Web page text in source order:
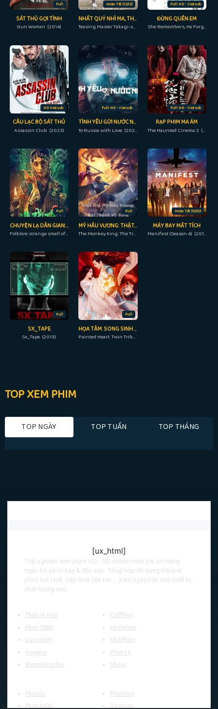
Full
SÁT THỦ GỢI TÌNH
Gun Woman (2014)
Hoàn Tất (12/12)
NHẤT QUỶ NHÌ MA, THỨ BA TAKAGI MÙA 3
Teasing Master Takagi-san Season 3, Trò Đùa Đáng Yêu 3 (2022)
Full HD - Vietsub
ĐỪNG QUÊN EM
She Remembers, He Forgets (2014)
HD Vietsub
CÂU LẠC BỘ SÁT THỦ
Assassin Club (2023)
Full HD - Vietsub
TÌNH YÊU GỬI NƯỚC NGA
To Russia with Love (2022)
Full HD - Vietsub
RẠP PHIM MA ÁM
The Haunted Cinema 2 (2017)
Full
CHUYỆN LẠ DÂN GIAN: NGỤY HI BAN
Folklore strange smell of the strange troupe (2023)
Full
MỸ HẦU VƯƠNG: THẬT GIẢ TÔN NGỘ KHÔNG
The Monkey King: The True Sun Wukong (2019)
Hoàn Tất (10/10)
MÁY BAY MẤT TÍCH
Manifest (Season 4) (2018)
Full
SX_TAPE
Sx_Tape (2013)
Full
HỌA TÂM: SONG SINH KIẾP
Painted Heart: Twin Tribulations (2023)
TOP XEM PHIM
TOP NGÀY TOP TUẦN TOP THÁNG